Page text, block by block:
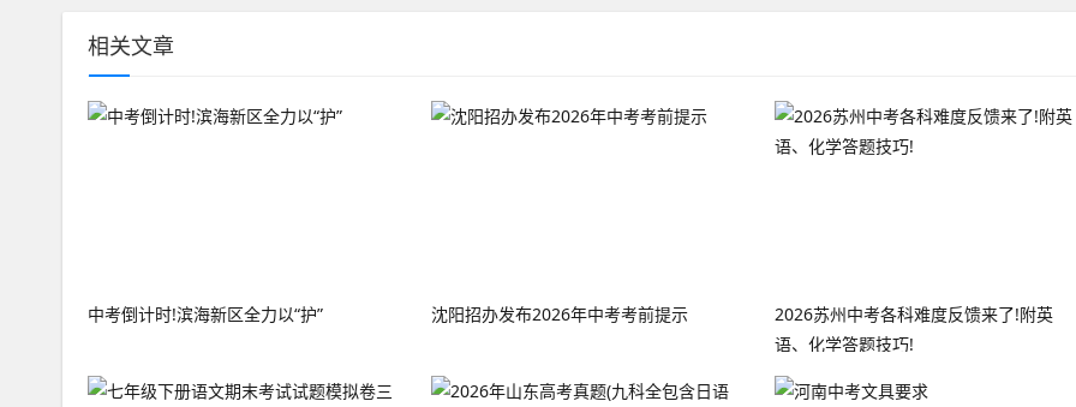
相关文章
中考倒计时!滨海新区全力以“护” 沈阳招办发布2026年中考考前提示
2026苏州中考各科难度反馈来了!附英
语、化学答题技巧!